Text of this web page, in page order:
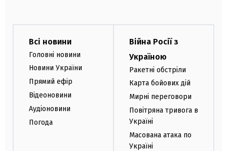
Всі новини
Головні новини
Новини України
Прямий ефір
Відеоновини
Аудіоновини
Погода
Війна Росії з
Україною
Ракетні обстріли
Карта бойових дій
Мирні переговори
Повітряна тривога в
Україні
Масована атака по
Україні